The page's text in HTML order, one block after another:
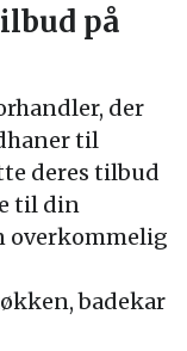
på
der
til
deres tilbud
til din
overkommelig
badekar